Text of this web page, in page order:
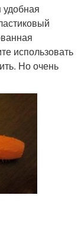
использовать
Но очень